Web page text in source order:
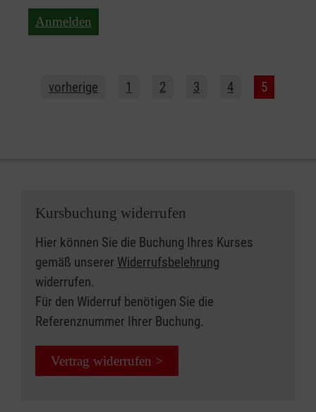
Anmelden
vorherige 1 2 3 4 5
Kursbuchung widerrufen
Hier können Sie die Buchung Ihres Kurses
gemäß unserer Widerrufsbelehrung
widerrufen.
Für den Widerruf benötigen Sie die
Referenznummer Ihrer Buchung.
Vertrag widerrufen >